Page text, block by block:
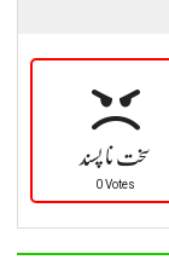
سخت نا پسند
0 Votes